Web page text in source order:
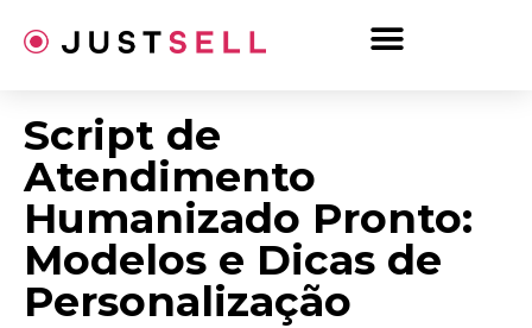
para
Script de
Atendimento
Humanizado Pronto:
Modelos e Dicas de
Personalização